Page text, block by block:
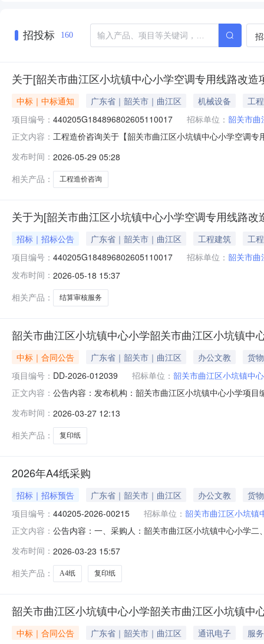
招投标 160
关于[韶关市曲江区小坑镇中心小学空调专用线路改
中标｜中标通知 广东省｜韶关市｜曲江区 机械设备
工程
项目编号： 440205G184896802605110017 招标单位： 韶关市曲
正文内容： 工程造价咨询关于【韶关市曲江区小坑镇中心小学空调
的中介服务项目采购）投资审批项目否采购项目编码：
发布时间： 2026-05-29 05:28
相关产品：
工程造价咨询
关于为[韶关市曲江区小坑镇中心小学空调专用线路
招标｜招标公告 广东省｜韶关市｜曲江区 工程建筑
工程
项目编号： 440205G184896802605110017 招标单位： 韶关市曲
发布时间： 2026-05-18 15:37
相关产品：
结算审核服务
韶关市曲江区小坑镇中心小学韶关市曲江区小坑镇中
中标｜合同公告 广东省｜韶关市｜曲江区 办公文教
货物
项目编号： DD-2026-012039 招标单位： 韶关市曲江区小坑镇中
正文内容： 公告内容：发布机构：韶关市曲江区小坑镇中心小学项
镇中心小学联系方式：13640161151供应商(乙方)：广
发布时间： 2026-03-27 12:13
相关产品：
复印纸
2026年A4纸采购
招标｜招标预告 广东省｜韶关市｜曲江区 办公文教
货物
项目编号： 440205-2026-00215 招标单位： 韶关市曲江区小坑镇
正文内容： 公告内容：一、采购人：韶关市曲江区小坑镇中心小学
发布时间： 2026-03-23 15:57
相关产品：
A4纸 复印纸
韶关市曲江区小坑镇中心小学韶关市曲江区小坑镇中
中标｜合同公告 广东省｜韶关市｜曲江区 通讯电子
服务